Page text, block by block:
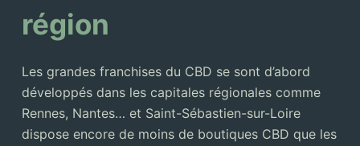
région
Les grandes franchises du CBD se sont d’abord
développés dans les capitales régionales comme
Rennes, Nantes… et Saint-Sébastien-sur-Loire
dispose encore de moins de boutiques CBD que les